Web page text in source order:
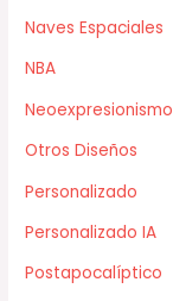
Naves Espaciales
NBA
Neoexpresionismo
Otros Diseños
Personalizado
Personalizado IA
Postapocalíptico